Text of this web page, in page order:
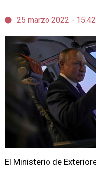
25 marzo 2022 -
El Ministerio de